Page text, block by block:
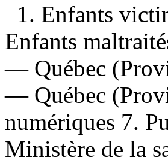
1. Enfants
Enfants
— Québec
— Québec
numériques 7.
Ministère de la